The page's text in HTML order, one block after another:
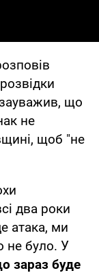
що
не
щоб "не
два роки
атака, ми
не було. У
зараз буде